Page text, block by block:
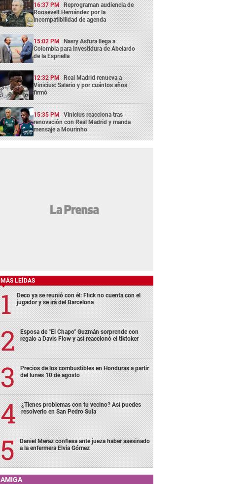
16:37 PM Reprograman audiencia de
Roosevelt Hernández por la
incompatibilidad de agenda
15:02 PM Nasry Asfura llega a
Colombia para investidura de Abelardo
de la Espriella
12:32 PM Real Madrid renueva a
Vinicius: Salario y por cuántos años
firmó
15:35 PM Vinicius reacciona tras
renovación con Real Madrid y manda
mensaje a Mourinho
MÁS LEÍDAS
Deco ya se reunió con él: Flick no cuenta con el
jugador y se irá del Barcelona
Esposa de "El Chapo" Guzmán sorprende con
regalo a Davis Flow y así reaccionó el tiktoker
Precios de los combustibles en Honduras a partir
del lunes 10 de agosto
¿Tienes problemas con tu vecino? Así puedes
resolverlo en San Pedro Sula
Daniel Meraz confiesa ante jueza haber asesinado
a la enfermera Elvia Gómez
AMIGA